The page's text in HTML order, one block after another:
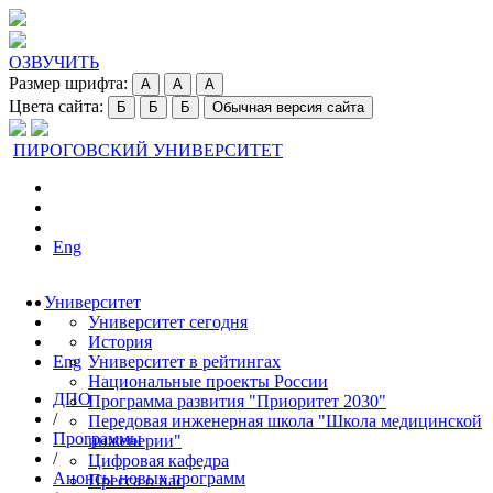
ОЗВУЧИТЬ
Размер шрифта:
A A A
Цвета сайта: Б Б Б Обычная версия сайта
ПИРОГОВСКИЙ УНИВЕРСИТЕТ
Eng
Университет
Университет сегодня
История
Университет в рейтингах
Национальные проекты России
Программа развития "Приоритет 2030"
Передовая инженерная школа "Школа медицинской
инженерии"
Цифровая кафедра
Пресса о нас
Eng
ДПО
/
Программы
/
Анонсы новых программ